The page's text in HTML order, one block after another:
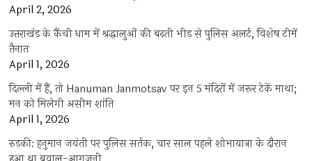
April 2, 2026
उत्तराखंड के कैंची धाम में श्रद्धालुओं की बढ़ती भीड़ से पुलिस अलर्ट, विशेष टीमें
तैनात
April 1, 2026
दिल्ली में हैं, तो Hanuman Janmotsav पर इन 5 मंदिरों में जरूर टेकें माथा;
मन को मिलेगी असीम शांति
April 1, 2026
रुड़की: हनुमान जयंती पर पुलिस सर्तक, चार साल पहले शोभायात्रा के दौरान